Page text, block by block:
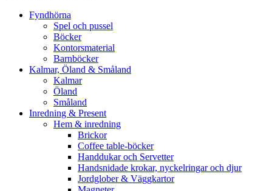
Fyndhörna
Spel och pussel
Böcker
Kontorsmaterial
Barnböcker
Kalmar, Öland & Småland
Kalmar
Öland
Småland
Inredning & Present
Hem & inredning
Brickor
Coffee table-böcker
Handdukar och Servetter
Handsnidade krokar, nyckelringar och djur
Jordglober & Väggkartor